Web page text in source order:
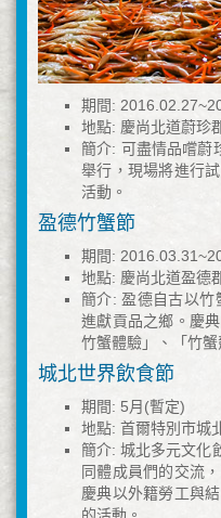
期間:
地點: 慶尚北道蔚珍
簡介: 可盡情品嚐蔚
舉行，現場將進行
活動。
盈德竹蟹節
期間:
地點: 慶尚北道盈德
簡介: 盈德自古以
進獻貢品之鄉。慶
竹蟹體驗」、「竹蟹
城北世界飲食節
期間: 5月(暫定)
地點: 首爾特別市城
簡介: 城北多元文化
同體成員們的交流
慶典以外籍勞工與